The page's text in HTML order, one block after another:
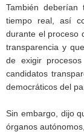
También
tiempo real, así
durante el proceso
transparencia y
de exigir
candidatos
democráticos del
Sin embargo, dijo
órganos